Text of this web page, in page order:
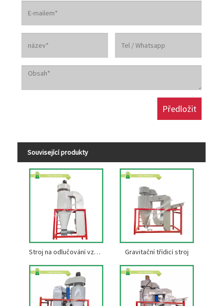
Související produkty
Stroj na odlučování vzduchu Gravitační třídicí stroj